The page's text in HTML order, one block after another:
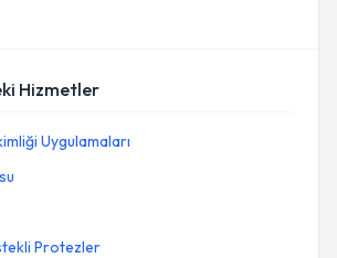
Hizmetler
Uygulamaları
Protezler